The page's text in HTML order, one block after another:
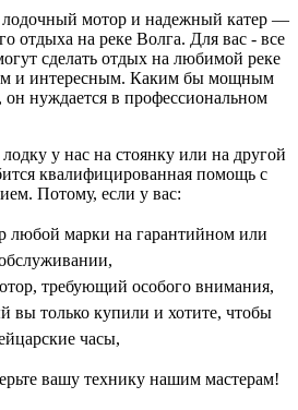
мотор и надежный катер —
отдыха на реке Волга. Для вас - все
сделать отдых на любимой реке
и интересным. Каким бы мощным
нуждается в профессиональном
у нас на стоянку или на другой
квалифицированная помощь с
Потому, если у вас:
любой марки на гарантийном или
требующий особого внимания,
вы только купили и хотите, чтобы
часы,
вашу технику нашим мастерам!